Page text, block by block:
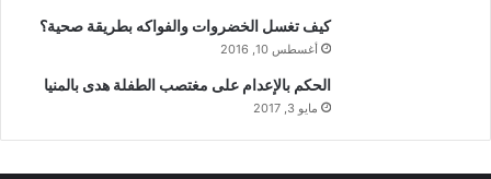
كيف تغسل الخضروات والفواكه بطريقة صحية؟
أغسطس 10, 2016
الحكم بالإعدام على مغتصب الطفلة هدى بالمنيا
مايو 3, 2017